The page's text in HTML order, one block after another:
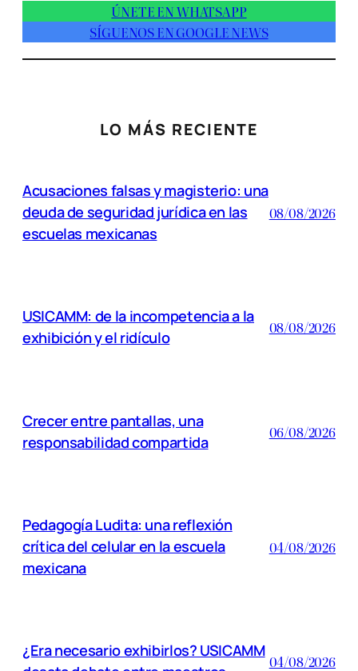
ÚNETE EN WHATSAPP
SÍGUENOS EN GOOGLE NEWS
LO MÁS RECIENTE
Acusaciones falsas y magisterio: una
deuda de seguridad jurídica en las
escuelas mexicanas
08/08/2026
USICAMM: de la incompetencia a la
exhibición y el ridículo
08/08/2026
Crecer entre pantallas, una
responsabilidad compartida
06/08/2026
Pedagogía Ludita: una reflexión
crítica del celular en la escuela
mexicana
04/08/2026
¿Era necesario exhibirlos? USICAMM
04/08/2026